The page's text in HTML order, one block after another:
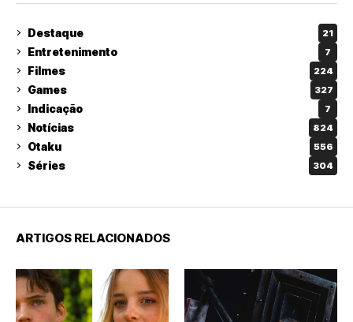
Destaque 21
Entretenimento 7
Filmes 224
Games 327
Indicação 7
Notícias 824
Otaku 556
Séries 304
ARTIGOS RELACIONADOS